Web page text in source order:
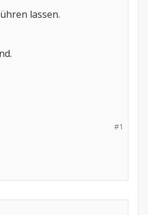
lassen.
#1